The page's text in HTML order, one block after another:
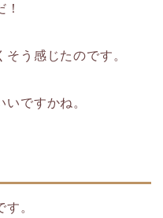
！
う感じたのです。
ですかね。
。